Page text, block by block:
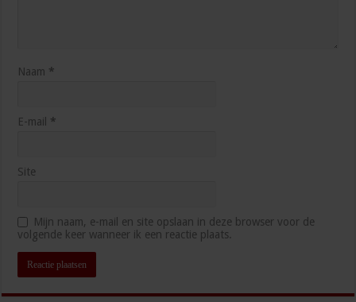
Naam *
E-mail *
Site
Mijn naam, e-mail en site opslaan in deze browser voor de
volgende keer wanneer ik een reactie plaats.